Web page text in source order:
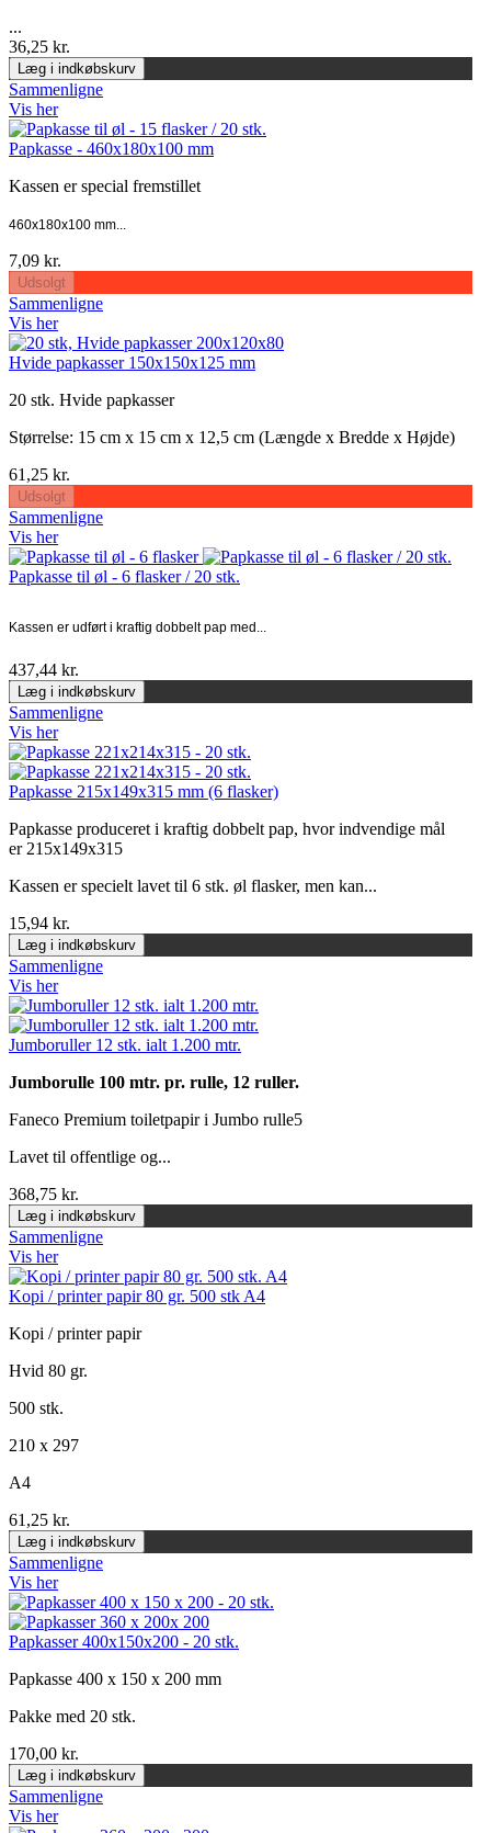
...
36,25 kr.
Læg i indkøbskurv
Sammenligne
Vis her
Papkasse - 460x180x100 mm
Kassen er special fremstillet
460x180x100 mm...
7,09 kr.
Udsolgt
Sammenligne
Vis her
Hvide papkasser 150x150x125 mm
20 stk. Hvide papkasser
Størrelse: 15 cm x 15 cm x 12,5 cm (Længde x Bredde x Højde)
61,25 kr.
Udsolgt
Sammenligne
Vis her
Papkasse til øl - 6 flasker / 20 stk.
Kassen er udført i kraftig dobbelt pap med...
437,44 kr.
Læg i indkøbskurv
Sammenligne
Vis her
Papkasse 215x149x315 mm (6 flasker)
Papkasse produceret i kraftig dobbelt pap, hvor indvendige mål
er 215x149x315
Kassen er specielt lavet til 6 stk. øl flasker, men kan...
15,94 kr.
Læg i indkøbskurv
Sammenligne
Vis her
Jumboruller 12 stk. ialt 1.200 mtr.
Jumborulle 100 mtr. pr. rulle, 12 ruller.
Faneco Premium toiletpapir i Jumbo rulle5
Lavet til offentlige og...
368,75 kr.
Læg i indkøbskurv
Sammenligne
Vis her
Kopi / printer papir 80 gr. 500 stk A4
Kopi / printer papir
Hvid 80 gr.
500 stk.
210 x 297
A4
61,25 kr.
Læg i indkøbskurv
Sammenligne
Vis her
Papkasser 400x150x200 - 20 stk.
Papkasse 400 x 150 x 200 mm
Pakke med 20 stk.
170,00 kr.
Læg i indkøbskurv
Sammenligne
Vis her